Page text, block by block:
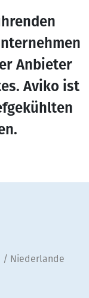
Anbieter
Aviko ist
/ Niederlande